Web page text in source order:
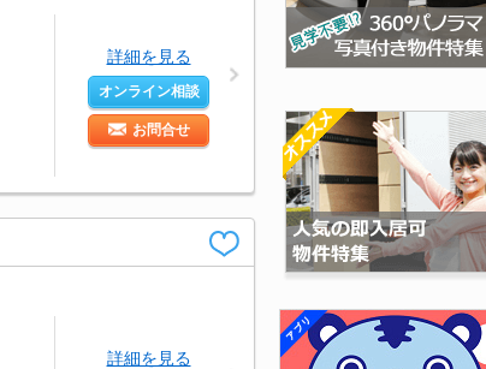
詳細を見る
オンライン相談
お問合せ
詳細を見る